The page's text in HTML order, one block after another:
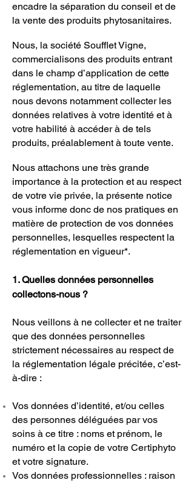
encadre la séparation du conseil et de
la vente des produits phytosanitaires.
Nous, la société Soufflet Vigne,
commercialisons des produits entrant
dans le champ d’application de cette
réglementation, au titre de laquelle
nous devons notamment collecter les
données relatives à votre identité et à
votre habilité à accéder à de tels
produits, préalablement à toute vente.
Nous attachons une très grande
importance à la protection et au respect
de votre vie privée, la présente notice
vous informe donc de nos pratiques en
matière de protection de vos données
personnelles, lesquelles respectent la
réglementation en vigueur*.
1. Quelles données personnelles
collectons-nous ?
Nous veillons à ne collecter et ne traiter
que des données personnelles
strictement nécessaires au respect de
la réglementation légale précitée, c’est-
à-dire :
Vos données d’identité, et/ou celles
des personnes déléguées par vos
soins à ce titre : noms et prénom, le
numéro et la copie de votre Certiphyto
et votre signature.
Vos données professionnelles : raison